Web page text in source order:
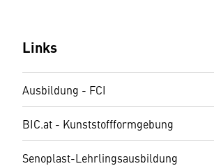
Links
Ausbildung - FCI
BIC.at - Kunststoffformgebung
Senoplast-Lehrlingsausbildung